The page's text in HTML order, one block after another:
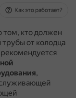
Как это работает?
том, кто должен
от колодца
,